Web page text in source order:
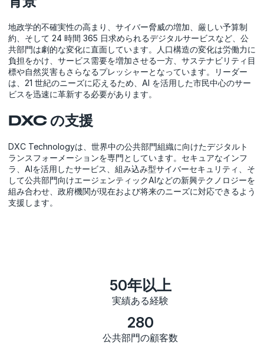
地政学的不確実性の高まり、サイバー脅威の増加、厳しい予算制
約、そして 24 時間 365 日求められるデジタルサービスなど、公
共部門は劇的な変化に直面しています。人口構造の変化は労働力に
負担をかけ、サービス需要を増加させる一方、サステナビリティ目
標や自然災害もさらなるプレッシャーとなっています。リーダー
は、21 世紀のニーズに応えるため、AI を活用した市民中心のサー
ビスを迅速に革新する必要があります。
DXC の支援
DXC Technologyは、世界中の公共部門組織に向けたデジタルト
ランスフォーメーションを専門としています。セキュアなインフ
ラ、AIを活用したサービス、組み込み型サイバーセキュリティ、そ
して公共部門向けエージェンティックAIなどの新興テクノロジーを
組み合わせ、政府機関が現在および将来のニーズに対応できるよう
支援します。
50年以上
実績ある経験
280
公共部門の顧客数